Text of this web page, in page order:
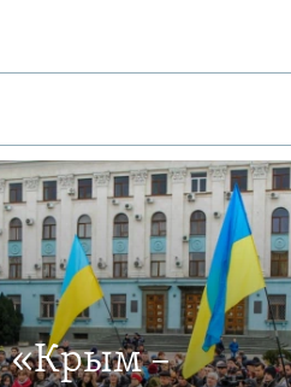
«Крым –